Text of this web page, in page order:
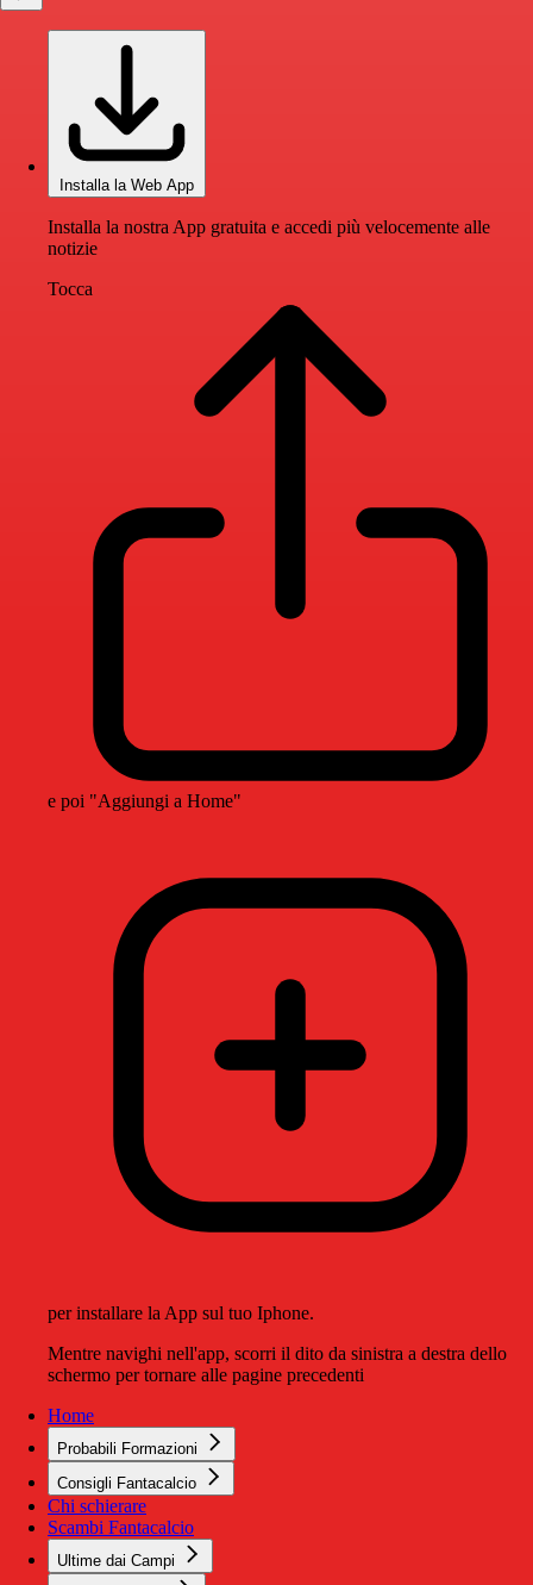
Installa la Web App
Installa la nostra App gratuita e accedi più velocemente alle
notizie
Tocca
e poi "Aggiungi a Home"
per installare la App sul tuo Iphone.
Mentre navighi nell'app, scorri il dito da sinistra a destra dello
schermo per tornare alle pagine precedenti
Home
Probabili Formazioni
Consigli Fantacalcio
Chi schierare
Scambi Fantacalcio
Ultime dai Campi